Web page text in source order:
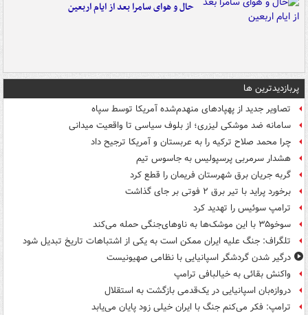
حال و هوای سامرا بعد از ایام اربعین
پربازدیدترین ها
تصاویر جدید از پهپادهای منهدم‌شده آمریکا توسط سپاه
سامانه ضد موشکی لیزری؛ از بلوف سیاسی تا واقعیت میدانی
چرا محمد صلاح ترکیه را به عربستان و آمریکا ترجیح داد
هشدار سرمربی پرسپولیس به جاسوس تیم
گربه جریان برق شهرستان فریمان را قطع کرد
برخورد پراید با تیر برق ۲ فوتی بر جای گذاشت
ترامپ سوئیس را تهدید کرد
سوخو۳۵ با این موشک‌ها به ناوهای‌جنگی حمله می‌کند
تلگراف: جنگ علیه ایران ممکن است به یکی از اشتباهات تاریخ تبدیل شود
درگیر شدن گردشگر اسپانیایی با نظامی صهیونیست
واکنش بقائی به خیالبافی ترامپ
دروازه‌بان اسپانیایی در یک‌قدمی بازگشت به استقلال
ترامپ: فکر می‌کنم جنگ با ایران خیلی زود پایان می‌یابد